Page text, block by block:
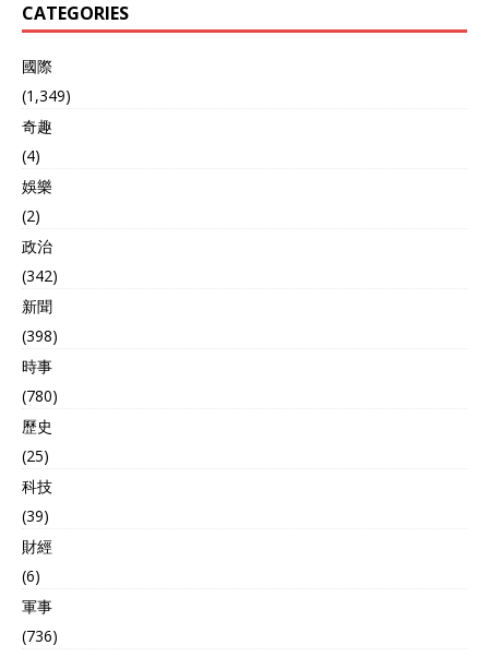
CATEGORIES
國際
(1,349)
奇趣
(4)
娛樂
(2)
政治
(342)
新聞
(398)
時事
(780)
歷史
(25)
科技
(39)
財經
(6)
軍事
(736)